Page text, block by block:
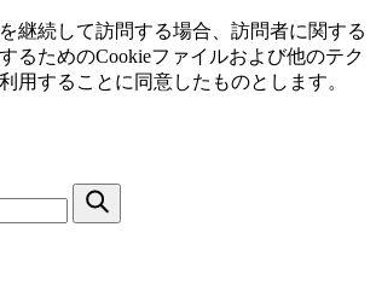
継続して訪問する場合、訪問者に関する
るためのCookieファイルおよび他のテク
用することに同意したものとします。